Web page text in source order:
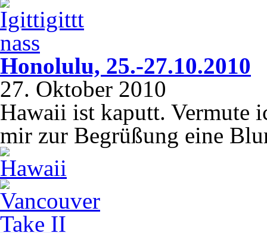
Honolulu, 25.-27.10.2010
27. Oktober 2010
Hawaii ist kaputt. Vermute
mir zur Begrüßung eine